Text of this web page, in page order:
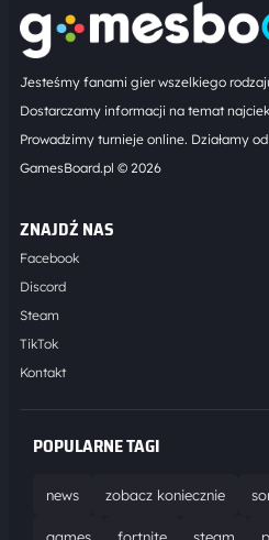
Jesteśmy fanami gier wszelkiego
Dostarczamy informacji na temat
Prowadzimy turnieje online. Działamy
GamesBoard.pl © 2026
ZNAJDŹ NAS
Facebook
Discord
Steam
TikTok
Kontakt
POPULARNE TAGI
news zobacz koniecznie